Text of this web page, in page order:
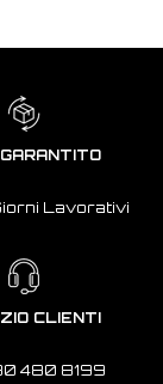
Lavorativi
CLIENTI
480 8199